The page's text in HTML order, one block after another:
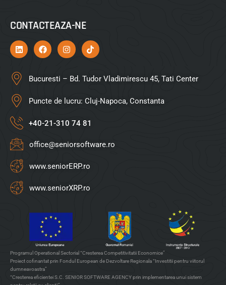
Programul Operational Sectorial “Cresterea Competitivitatii Economice”
Proiect cofinantat prin Fondul European de Dezvoltare Regionala “Investitii pentru viitorul
dumneavoastra”
“Cresterea eficientei S.C. SENIOR SOFTWARE AGENCY prin implementarea unui sistem
CONTACTEAZA-NE
Bucuresti – Bd. Tudor Vladimirescu 45, Tati Center
Puncte de lucru: Cluj-Napoca, Constanta
+40-21-310 74 81
office@seniorsoftware.ro
www.seniorERP.ro
www.seniorXRP.ro